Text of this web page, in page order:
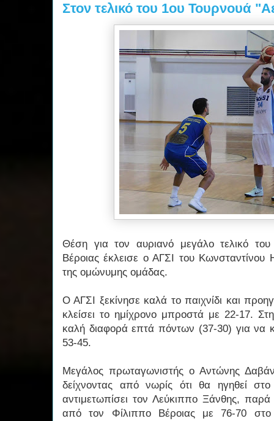
Στον τελικό του 1ου Τουρνουά
Θέση για τον αυριανό μεγάλο τελικό
Βέροιας έκλεισε ο ΑΓΣΙ του
της ομώνυμης ομάδας.
Ο ΑΓΣΙ ξεκίνησε καλά το παιχνίδι και
κλείσει το ημίχρονο μπροστά με 22-17.
καλή διαφορά επτά πόντων (37-30) για να
53-45.
Μεγάλος πρωταγωνιστής ο Αντώνης
δείχνοντας από νωρίς ότι θα ηγηθεί
αντιμετωπίσει τον Λεύκιππο Ξάνθης, παρά
από τον Φίλιππο Βέροιας με 76-70 στο